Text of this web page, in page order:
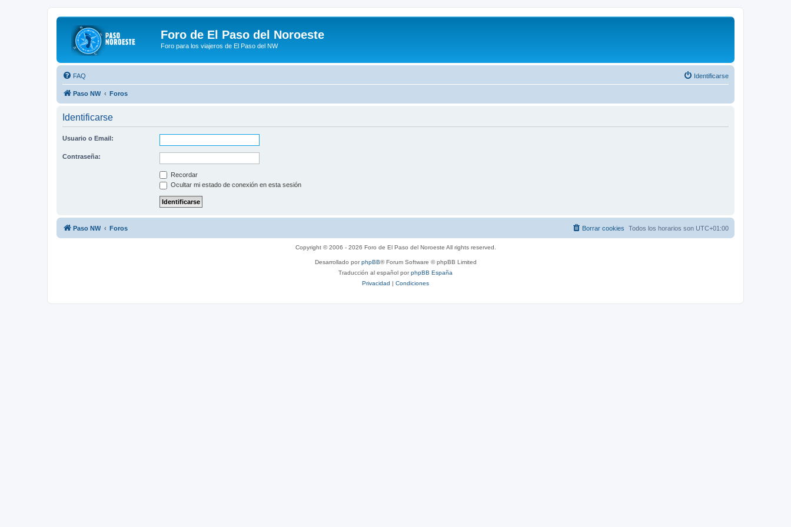
Foro de El Paso del Noroeste
Foro para los viajeros de El Paso del NW
FAQ Identificarse
Paso NW Foros
Identificarse
Usuario o Email:
Contraseña:
Recordar
Ocultar mi estado de conexión en esta sesión
Paso NW Foros Todos los horarios son UTC+01:00
Borrar cookies
Copyright © 2006 - 2026 Foro de El Paso del Noroeste All rights reserved.
Desarrollado porphpBB® Forum Software © phpBB Limited
Traducción al español porphpBB España
Privacidad | Condiciones